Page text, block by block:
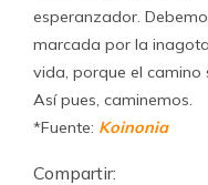
esperanzador.
marcada por la
vida, porque el camino
Así pues, caminemos.
*Fuente: Koinonia
Compartir: